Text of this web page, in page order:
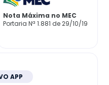
Nota Máxima no MEC
Portaria Nª 1.881 de 29/10/19
APP